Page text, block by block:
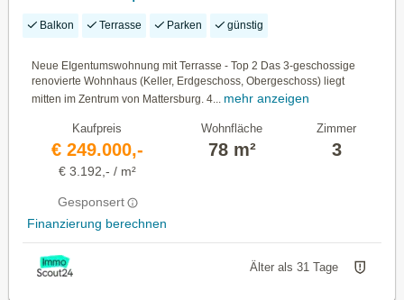
Balkon Terrasse Parken günstig
Neue EIgentumswohnung mit Terrasse - Top 2 Das 3-geschossige
renovierte Wohnhaus (Keller, Erdgeschoss, Obergeschoss) liegt
mitten im Zentrum von Mattersburg. 4... mehr anzeigen
Kaufpreis
€ 249.000,-
€ 3.192,- / m²
Gesponsert
Finanzierung berechnen
Wohnfläche
78 m²
Zimmer
3
Älter als 31 Tage